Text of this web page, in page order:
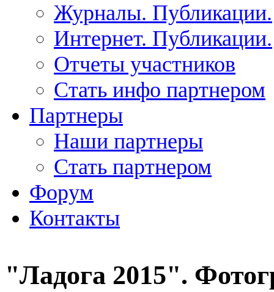
Журналы. Публикации.
Интернет. Публикации.
Отчеты участников
Стать инфо партнером
Партнеры
Наши партнеры
Стать партнером
Форум
Контакты
"Ладога 2015".